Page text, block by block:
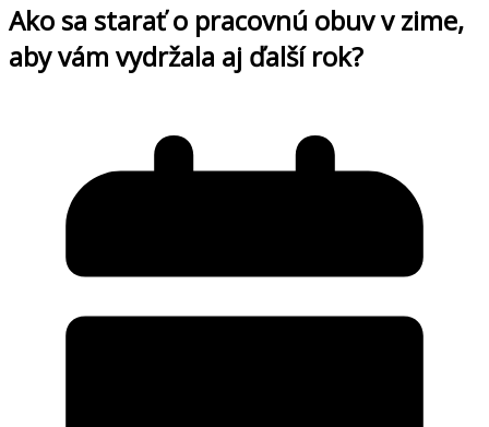
Ako sa starať o pracovnú obuv v zime,
aby vám vydržala aj ďalší rok?